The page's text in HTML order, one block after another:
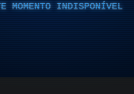
MOMENTO INDISPONÍVEL